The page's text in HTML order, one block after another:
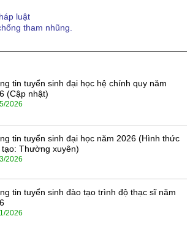
luật
tham nhũng.
tin tuyển sinh đại học hệ chính quy năm
(Cập nhật)
2026
tin tuyển sinh đại học năm 2026 (Hình thức
tạo: Thường xuyên)
2026
tin tuyển sinh đào tạo trình độ thạc sĩ năm
2026